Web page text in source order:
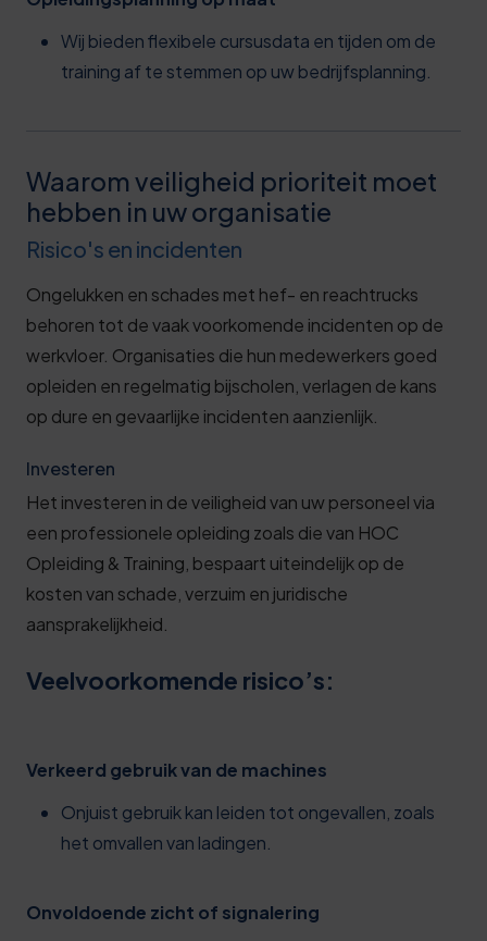
Wij bieden flexibele cursusdata en tijden om de
training af te stemmen op uw bedrijfsplanning.
Waarom veiligheid prioriteit moet
hebben in uw organisatie
Risico's en incidenten
Ongelukken en schades met hef- en reachtrucks
behoren tot de vaak voorkomende incidenten op de
werkvloer. Organisaties die hun medewerkers goed
opleiden en regelmatig bijscholen, verlagen de kans
op dure en gevaarlijke incidenten aanzienlijk.
Investeren
Het investeren in de veiligheid van uw personeel via
een professionele opleiding zoals die van HOC
Opleiding & Training, bespaart uiteindelijk op de
kosten van schade, verzuim en juridische
aansprakelijkheid.
Veelvoorkomende risico’s:
Verkeerd gebruik van de machines
Onjuist gebruik kan leiden tot ongevallen, zoals
het omvallen van ladingen.
Onvoldoende zicht of signalering